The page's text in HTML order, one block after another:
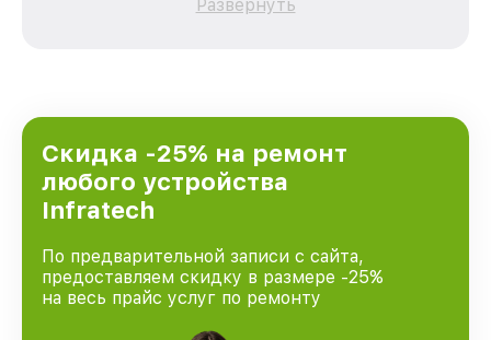
каждого пользователя продукции Infratech,
городе Санкт-Петербурге, постоянно
повышая уровень доверия и лояльности
наших клиентов.
Развернуть
Скидка -25% на ремонт
любого устройства
Infratech
По предварительной записи с сайта,
предоставляем скидку в размере -25%
на весь прайс услуг по ремонту